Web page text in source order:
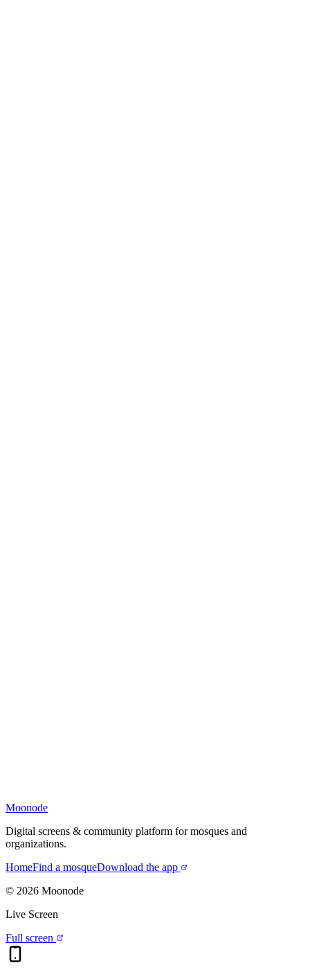
Moonode
Digital screens & community platform for mosques and
organizations.
HomeFind a mosqueDownload the app
© 2026 Moonode
Live Screen
Full screen